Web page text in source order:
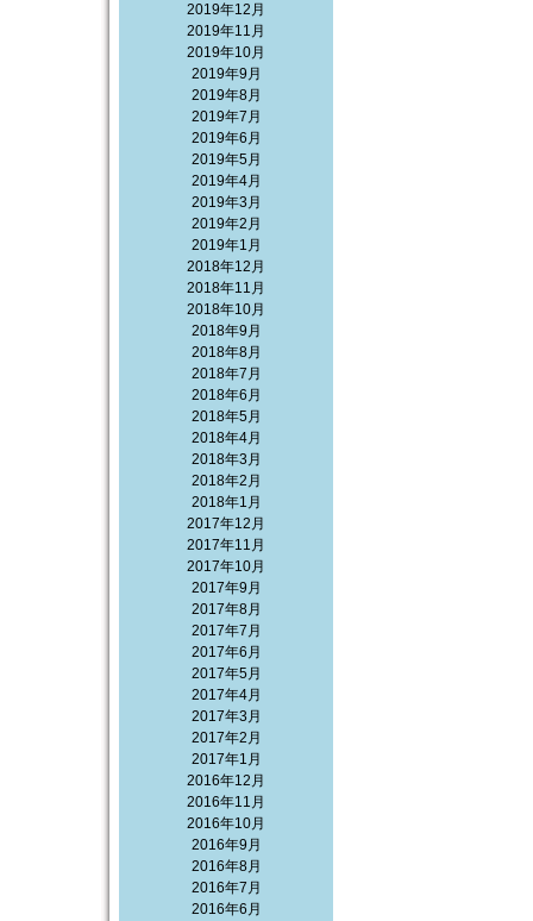
2019年12月
2019年11月
2019年10月
2019年9月
2019年8月
2019年7月
2019年6月
2019年5月
2019年4月
2019年3月
2019年2月
2019年1月
2018年12月
2018年11月
2018年10月
2018年9月
2018年8月
2018年7月
2018年6月
2018年5月
2018年4月
2018年3月
2018年2月
2018年1月
2017年12月
2017年11月
2017年10月
2017年9月
2017年8月
2017年7月
2017年6月
2017年5月
2017年4月
2017年3月
2017年2月
2017年1月
2016年12月
2016年11月
2016年10月
2016年9月
2016年8月
2016年7月
2016年6月